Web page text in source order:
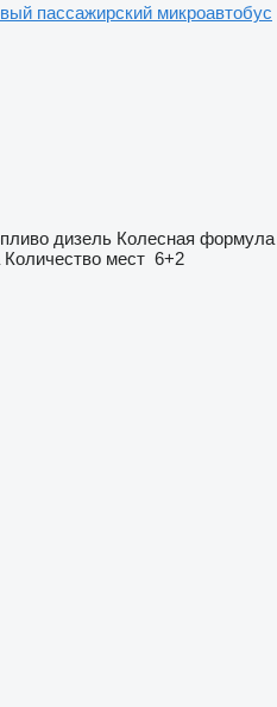
пассажирский микроавтобус
дизель Колесная формула
Количество мест 6+2